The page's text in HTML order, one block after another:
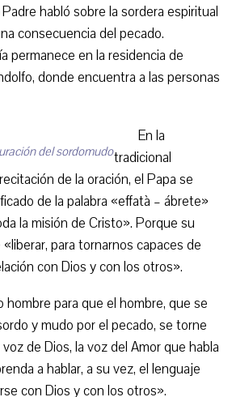
habló sobre la sordera espiritual
consecuencia del pecado.
permanece en la residencia de
donde encuentra a las personas
del sordomudo
En la
tradicional
de la oración, el Papa se
de la palabra «effatà – ábrete»
la misión de Cristo». Porque su
para tornarnos capaces de
con Dios y con los otros».
hombre para que el hombre, que se
y mudo por el pecado, se torne
de Dios, la voz del Amor que habla
a hablar, a su vez, el lenguaje
con Dios y con los otros».